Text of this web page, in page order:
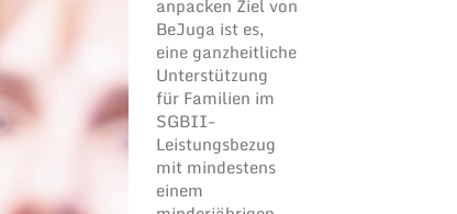
BeJuga ist es,
eine ganzheitliche
Unterstützung
für Familien im
SGBII-
Leistungsbezug
mit mindestens
einem